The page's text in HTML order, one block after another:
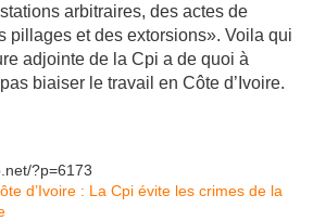
arbitraires, des actes de
pillages et des extorsions». Voila qui
adjointe de la Cpi a de quoi à
biaiser le travail en Côte d’Ivoire.
?p=6173
d’Ivoire : La Cpi évite les crimes de la